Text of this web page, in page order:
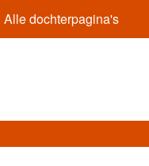
Alle dochterpagina's